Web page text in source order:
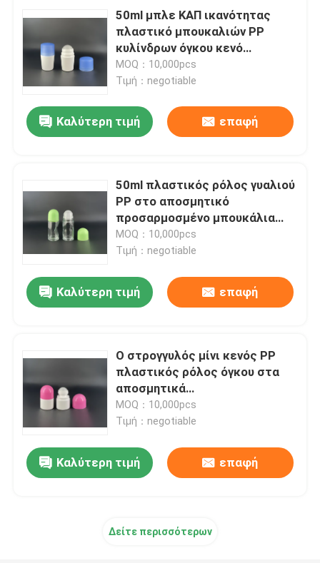
50ml μπλε ΚΑΠ ικανότητας
πλαστικό μπουκαλιών PP
κυλίνδρων όγκου κενό
αποσμητικό
MOQ：10,000pcs
Τιμή：negotiable
Καλύτερη τιμή επαφή
50ml πλαστικός ρόλος γυαλιού
PP στο αποσμητικό
προσαρμοσμένο μπουκάλια
χρώμα
MOQ：10,000pcs
Τιμή：negotiable
Καλύτερη τιμή επαφή
Ο στρογγυλός μίνι κενός PP
πλαστικός ρόλος όγκου στα
αποσμητικά
εμπορευματοκιβώτια 20ml
προσάρμοσε το χρώμα
MOQ：10,000pcs
Τιμή：negotiable
Καλύτερη τιμή επαφή
Δείτε περισσότερων